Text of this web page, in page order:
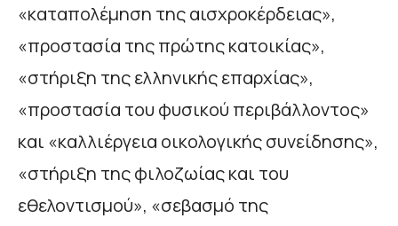
«καταπολέμηση της αισχροκέρδειας»,
«προστασία της πρώτης κατοικίας»,
«στήριξη της ελληνικής επαρχίας»,
«προστασία του φυσικού περιβάλλοντος»
και «καλλιέργεια οικολογικής συνείδησης»,
«στήριξη της φιλοζωίας και του
εθελοντισμού», «σεβασμό της